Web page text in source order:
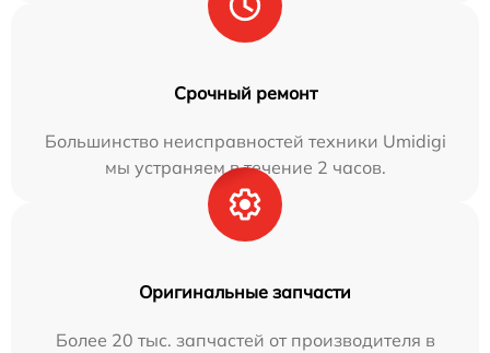
Срочный ремонт
Большинство неисправностей техники Umidigi
мы устраняем в течение 2 часов.
Оригинальные запчасти
Более 20 тыс. запчастей от производителя в